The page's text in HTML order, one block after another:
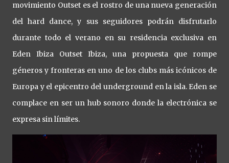
movimiento Outset es el rostro de una nueva generación
del hard dance, y sus seguidores podrán disfrutarlo
durante todo el verano en su residencia exclusiva en
Eden Ibiza Outset Ibiza, una propuesta que rompe
géneros y fronteras en uno de los clubs más icónicos de
Europa y el epicentro del underground en la isla. Eden se
complace en ser un hub sonoro donde la electrónica se
expresa sin límites.